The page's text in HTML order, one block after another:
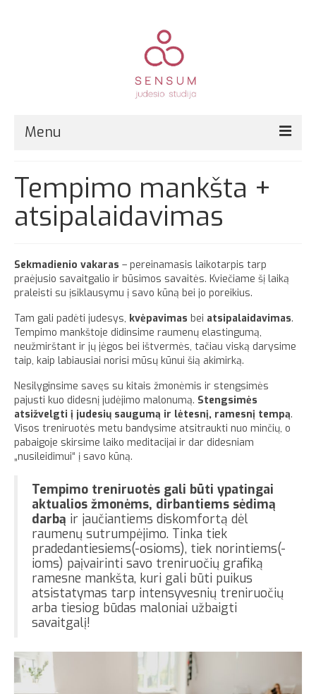
Menu
Grupinės treniruotės
Kitos paslaugos
Registracija
Kainos
Kontaktai
Apie
Tempimo mankšta +
atsipalaidavimas
Sekmadienio vakaras – pereinamasis laikotarpis tarp
praėjusio savaitgalio ir būsimos savaitės. Kviečiame šį laiką
praleisti su įsiklausymu į savo kūną bei jo poreikius.
Tam gali padėti judesys, kvėpavimas bei atsipalaidavimas.
Tempimo mankštoje didinsime raumenų elastingumą,
neužmirštant ir jų jėgos bei ištvermės, tačiau viską darysime
taip, kaip labiausiai norisi mūsų kūnui šią akimirką.
Nesilyginsime savęs su kitais žmonėmis ir stengsimės
pajusti kuo didesnį judėjimo malonumą. Stengsimės
atsižvelgti į judesių saugumą ir lėtesnį, ramesnį tempą.
Visos treniruotės metu bandysime atsitraukti nuo minčių, o
pabaigoje skirsime laiko meditacijai ir dar didesniam
„nusileidimui“ į savo kūną.
Tempimo treniruotės gali būti ypatingai
aktualios žmonėms, dirbantiems sėdimą
darbą ir jaučiantiems diskomfortą dėl
raumenų sutrumpėjimo. Tinka tiek
pradedantiesiems(-osioms), tiek norintiems(-
ioms) paįvairinti savo treniruočių grafiką
ramesne mankšta, kuri gali būti puikus
atsistatymas tarp intensyvesnių treniruočių
arba tiesiog būdas maloniai užbaigti
savaitgalį!